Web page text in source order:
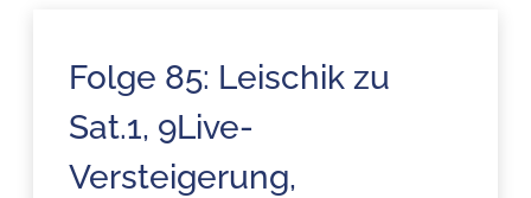
Folge 85: Leischik zu
Sat.1, 9Live-
Versteigerung,